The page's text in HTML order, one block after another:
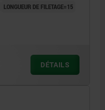
LONGUEUR DE FILETAGE=15
DÉTAILS